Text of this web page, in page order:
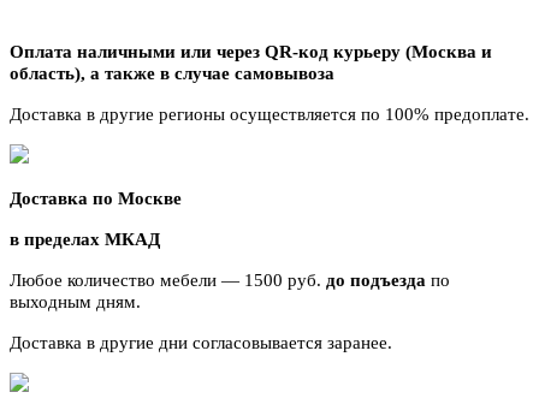
Оплата наличными или через QR-код курьеру (Москва и
область), а также в случае самовывоза
Доставка в другие регионы осуществляется по 100% предоплате.
Доставка по Москве
в пределах МКАД
Любое количество мебели — 1500 руб. до подъезда по
выходным дням.
Доставка в другие дни согласовывается заранее.